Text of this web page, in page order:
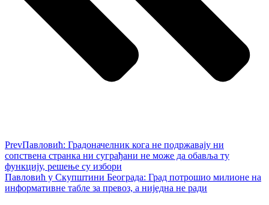
PrevПавловић: Градоначелник кога не подржавају ни
сопствена странка ни суграђани не може да обавља ту
функцију, решење су избори
Павловић у Скупштини Београда: Град потрошио милионе на
информативне табле за превоз, а ниједна не ради